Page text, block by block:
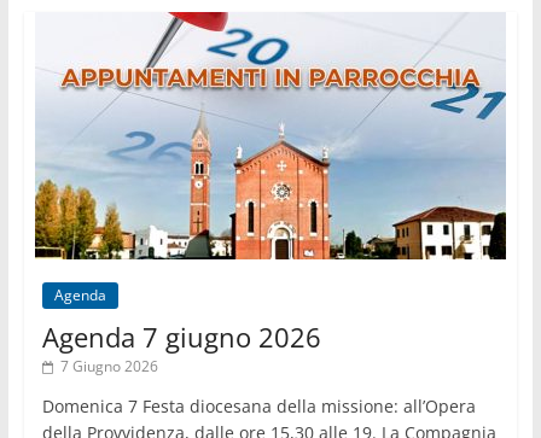
Agenda
Agenda 7 giugno 2026
7 Giugno 2026
Domenica 7 Festa diocesana della missione: all’Opera
della Provvidenza, dalle ore 15,30 alle 19. La Compagnia